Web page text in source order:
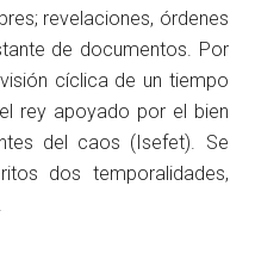
revelaciones, órdenes
de documentos. Por
cíclica de un tiempo
rey apoyado por el bien
del caos (Isefet). Se
dos temporalidades,